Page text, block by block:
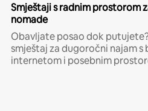
Smještaji s radnim prostorom
nomade
Obavljate posao dok
smještaj za dugoročni najam s
internetom i posebnim